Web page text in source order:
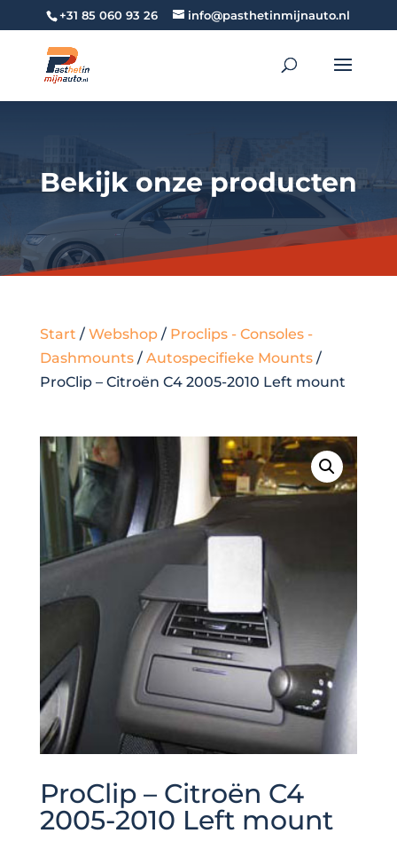
+31 85 060 93 26 info@pasthetinmijnauto.nl
Bekijk onze producten
Start / Webshop/ Proclips - Consoles -
Dashmounts/ Autospecifieke Mounts/
ProClip – Citroën C4 2005-2010 Left mount
ProClip – Citroën C4
2005-2010 Left mount